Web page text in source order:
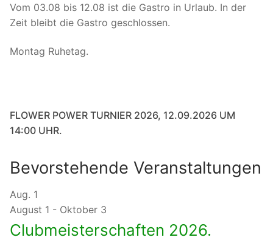
Vom 03.08 bis 12.08 ist die Gastro in Urlaub. In der
Zeit bleibt die Gastro geschlossen.
Montag Ruhetag.
FLOWER POWER TURNIER 2026, 12.09.2026 UM
14:00 UHR.
Bevorstehende Veranstaltungen
Aug. 1
August 1 - Oktober 3
Clubmeisterschaften 2026.